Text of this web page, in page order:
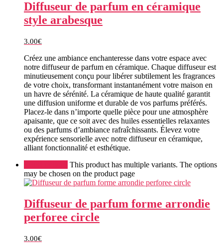
Diffuseur de parfum en céramique
style arabesque
3.00€
Créez une ambiance enchanteresse dans votre espace avec
notre diffuseur de parfum en céramique. Chaque diffuseur est
minutieusement conçu pour libérer subtilement les fragrances
de votre choix, transformant instantanément votre maison en
un havre de sérénité. La céramique de haute qualité garantit
une diffusion uniforme et durable de vos parfums préférés.
Placez-le dans n’importe quelle pièce pour une atmosphère
apaisante, que ce soit avec des huiles essentielles relaxantes
ou des parfums d’ambiance rafraîchissants. Élevez votre
expérience sensorielle avec notre diffuseur en céramique,
alliant fonctionnalité et esthétique.
This product has multiple variants. The options
may be chosen on the product page
Diffuseur de parfum forme arrondie
perforee circle
3.00€